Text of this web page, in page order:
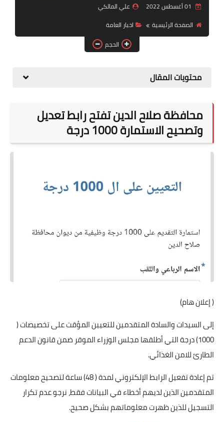
قسم التطبيقات
قطع الاراضي
علي المالكي
الصفحة الرئيسية
اخبار العامة
الحجم
محتويات المقال
محافظة صلاح الدين تفتح رابط تعديل
وتصحيح الاستمارة 1000 درجة
( إعلان هام)
إلى السيدات والسادة المتقدمين للتعيين المؤقت على تخصيصات (
1000) درجة التي أطلقها مجلس الوزراء الموقر ضمن قانون الدعم
الطارئ للامن الغذائي.
تم إعادة تفعيل الرابط الإلكتروني لمدة ( 48) ساعة لتصحيح معلومات
المتقدمين الذين لديهم أخطاء في البيانات فقط، نرجو عدم تكرار
التسجيل للذين ظهرت معلوماتهم بشكل صحيح.